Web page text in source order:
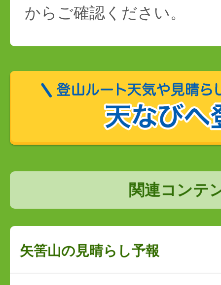
からご確認ください。
関連コンテ
矢筈山の見晴らし予報